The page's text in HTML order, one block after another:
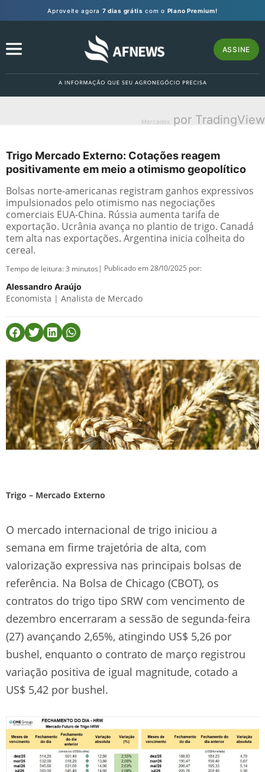
Aproveite agora 7 dias grátis com o Plano Premium!
ASSINE
Mercados por TradingView
Trigo Mercado Externo: Cotações reagem
positivamente em meio a otimismo geopolítico
Bolsas norte-americanas registram ganhos expressivos
impulsionados pelo otimismo nas negociações
comerciais EUA-China. Rússia aumenta tarifa de
exportação. Ucrânia avança no plantio de trigo. Canadá
tem alta nas exportações. Argentina inicia colheita do
cereal.
Tempo de leitura:3 minutos | Publicado em 28/10/2025 por:
Alessandro Araújo
Economista | Analista de Mercado
Trigo – Mercado Externo
O mercado internacional de trigo iniciou a
semana em firme trajetória de alta, com
valorização expressiva nas principais bolsas de
referência. Na Bolsa de Chicago (CBOT), os
contratos do trigo tipo SRW com vencimento de
dezembro encerraram a sessão de segunda-feira
(27) avançando 2,65%, atingindo US$ 5,26 por
bushel, enquanto o contrato de março registrou
variação positiva de igual magnitude, cotado a
US$ 5,42 por bushel.